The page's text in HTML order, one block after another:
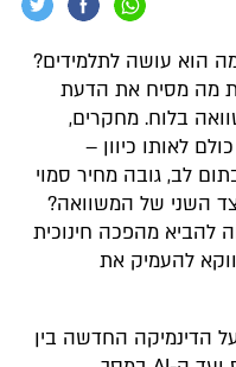
הוא עושה לתלמידים?
קשה לדעת מה מסיח את הדעת
בלוח. מחקרים,
לאותו כיוון –
לב, גובה מחיר סמוי
השני של המשוואה?
להביא מהפכה חינוכית
להעמיק את
הדינמיקה החדשה בין